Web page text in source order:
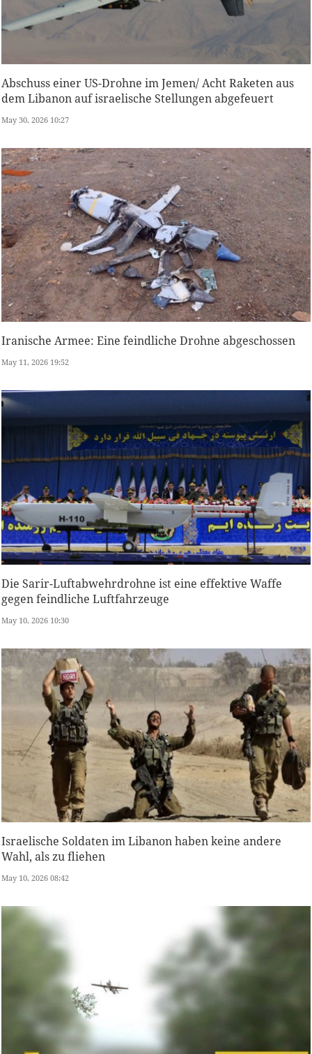
Abschuss einer US-Drohne im Jemen/ Acht Raketen aus
dem Libanon auf israelische Stellungen abgefeuert
May 30, 2026 10:27
Iranische Armee: Eine feindliche Drohne abgeschossen
May 11, 2026 19:52
Die Sarir-Luftabwehrdrohne ist eine effektive Waffe
gegen feindliche Luftfahrzeuge
May 10, 2026 10:30
Israelische Soldaten im Libanon haben keine andere
Wahl, als zu fliehen
May 10, 2026 08:42